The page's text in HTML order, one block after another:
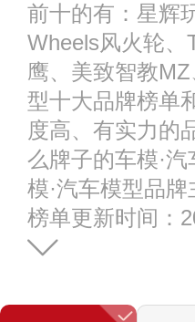
前十的有：星辉
Wheels风火轮、
鹰、美致智教
型十大品牌榜单
度高、有实力的
么牌子的车模·
模·汽车模型品
榜单更新时间：